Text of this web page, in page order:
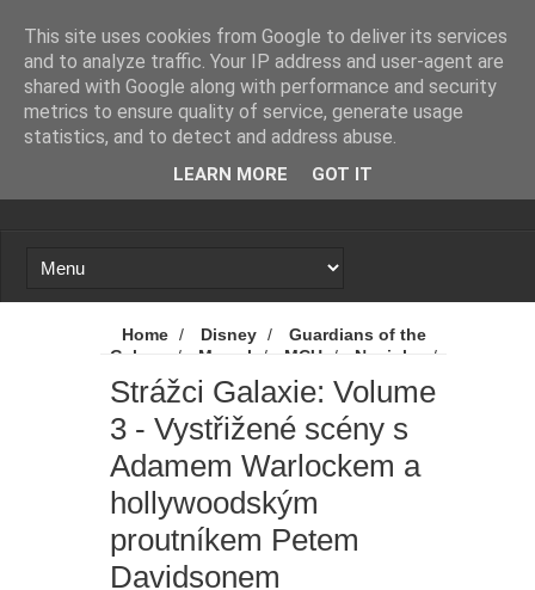
Loading...
Home / Disney /
Guardians of the
Galaxy
/ Marvel / MCU / Novinky
/
Strážci Galaxie
/
Strážci Galaxie Vol.
3 / Strážci Galaxie: Volume 3 /
Strážci
Galaxie: Volume 3 - Vystřižené scény s
Adamem Warlockem a hollywoodským
proutníkem Petem Davidsonem
Strážci Galaxie: Volume
3 - Vystřižené scény s
Adamem Warlockem a
hollywoodským
proutníkem Petem
Davidsonem
This site uses cookies from Google to deliver its services
and to analyze traffic. Your IP address and user-agent are
shared with Google along with performance and security
metrics to ensure quality of service, generate usage
statistics, and to detect and address abuse.
LEARN MORE GOT IT